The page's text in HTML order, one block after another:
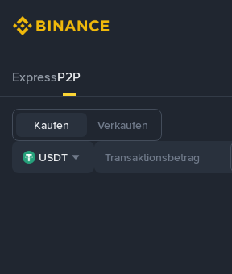
ExpressP2P
Kaufen Verkaufen
USDT